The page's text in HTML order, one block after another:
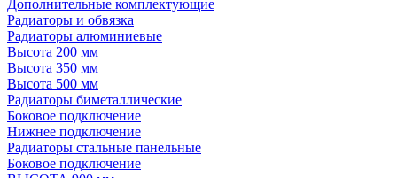
Дополнительные комплектующие
Радиаторы и обвязка
Радиаторы алюминиевые
Высота 200 мм
Высота 350 мм
Высота 500 мм
Радиаторы биметаллические
Боковое подключение
Нижнее подключение
Радиаторы стальные панельные
Боковое подключение